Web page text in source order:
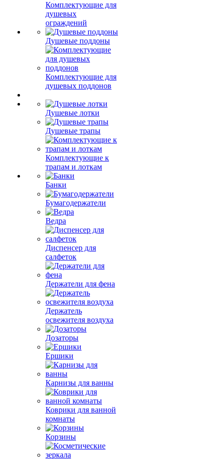
Комплектующие для
душевых
ограждений
Душевые поддоны
Комплектующие для
душевых поддонов
Душевые лотки
Душевые трапы
Комплектующие к
трапам и лоткам
Банки
Бумагодержатели
Ведра
Диспенсер для
салфеток
Держатели для фена
Держатель
освежителя воздуха
Дозаторы
Ершики
Карнизы для ванны
Коврики для ванной
комнаты
Корзины